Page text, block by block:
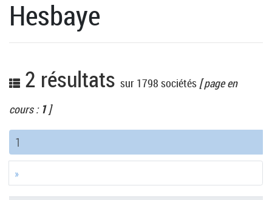
Hesbaye
2 résultats sur 1798 sociétés [ page en
cours : 1]
1
»